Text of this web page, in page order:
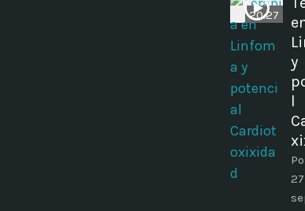
20:27
y
l
27